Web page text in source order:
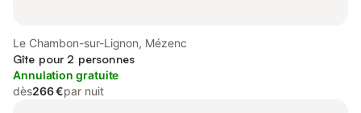
Le Chambon-sur-Lignon, Mézenc
Gîte pour 2 personnes
Annulation gratuite
dès266 €par nuit